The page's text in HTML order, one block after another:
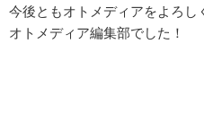
今後ともオトメディアをよろ
オトメディア編集部でした！